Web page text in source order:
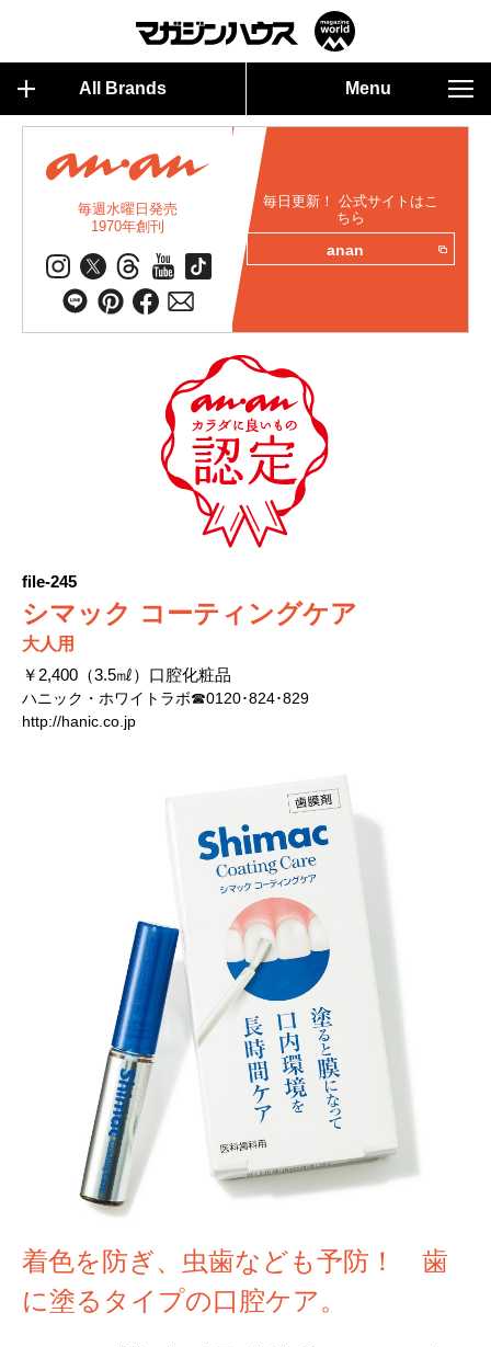
All Brands Menu
毎週水曜日発売
1970年創刊
毎日更新！ 公式サイトはこ
ちら
anan
file-245
シマック コーティングケア
大人用
￥2,400（3.5㎖）口腔化粧品
ハニック・ホワイトラボ☎0120･824･829
http://hanic.co.jp
着色を防ぎ、虫歯なども予防！ 歯
に塗るタイプの口腔ケア。